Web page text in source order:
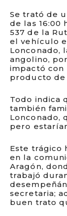
Se trató de
de las 16:00
537 de la
el vehículo
Lonconado,
angolino,
impactó
producto de
Todo indica
también
Lonconado,
pero
Este trágico
en la
Aragón,
trabajó
secretaria;
buen trato